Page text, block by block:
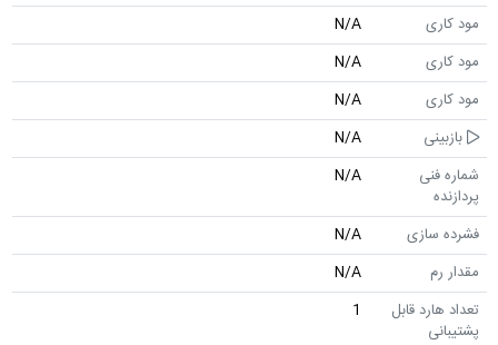
مود کاری
N/A
مود کاری
N/A
مود کاری
N/A
بازبینی
N/A
شماره فنی
پردازنده
N/A
فشرده سازی
N/A
مقدار رم
N/A
تعداد هارد قابل
پشتیبانی
1